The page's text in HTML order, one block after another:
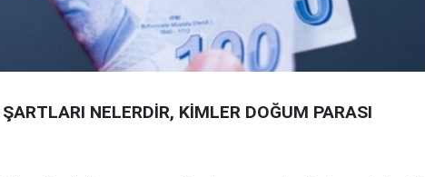
NELERDİR, KİMLER DOĞUM PARASI